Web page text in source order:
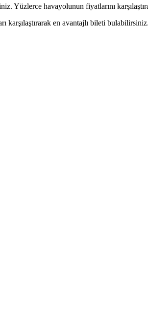
havayolunun fiyatlarını
karşılaştırarak en avantajlı bileti bulabilirsiniz.